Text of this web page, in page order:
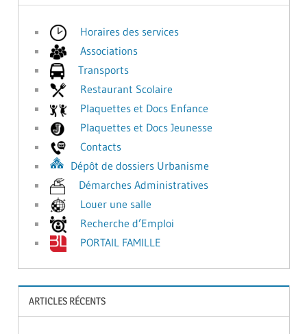
Horaires des services
Associations
Transports
Restaurant Scolaire
Plaquettes et Docs Enfance
Plaquettes et Docs Jeunesse
Contacts
Dépôt de dossiers Urbanisme
Démarches Administratives
Louer une salle
Recherche d’Emploi
PORTAIL FAMILLE
ARTICLES RÉCENTS